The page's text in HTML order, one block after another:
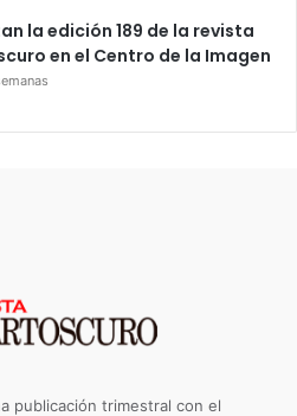
la edición 189 de la revista
en el Centro de la Imagen
publicación trimestral con el